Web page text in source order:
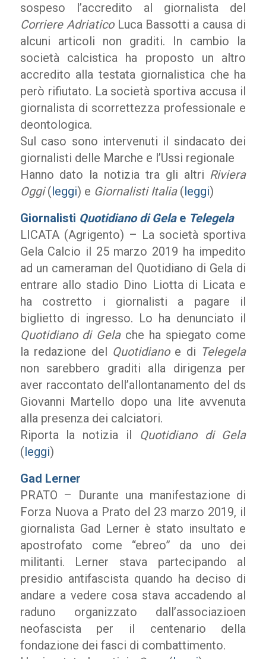
sospeso l’accredito al giornalista del
Corriere AdriaticoLuca Bassotti a causa di
alcuni articoli non graditi. In cambio la
società calcistica ha proposto un altro
accredito alla testata giornalistica che ha
però rifiutato. La società sportiva accusa il
giornalista di scorrettezza professionale e
deontologica.
Sul caso sono intervenuti il sindacato dei
giornalisti delle Marche e l’Ussi regionale
Hanno dato la notizia tra gli altri Riviera
Oggi(leggi) e Giornalisti Italia(leggi)
Giornalisti Quotidiano di Gelae Telegela
LICATA (Agrigento) – La società sportiva
Gela Calcio il 25 marzo 2019 ha impedito
ad un cameraman del Quotidiano di Gela di
entrare allo stadio Dino Liotta di Licata e
ha costretto i giornalisti a pagare il
biglietto di ingresso. Lo ha denunciato il
Quotidiano di Gelache ha spiegato come
la redazione del Quotidiano e di Telegela
non sarebbero graditi alla dirigenza per
aver raccontato dell’allontanamento del ds
Giovanni Martello dopo una lite avvenuta
alla presenza dei calciatori.
Riporta la notizia il Quotidiano di Gela
(leggi)
Gad Lerner
PRATO – Durante una manifestazione di
Forza Nuova a Prato del 23 marzo 2019, il
giornalista Gad Lerner è stato insultato e
apostrofato come “ebreo” da uno dei
militanti. Lerner stava partecipando al
presidio antifascista quando ha deciso di
andare a vedere cosa stava accadendo al
raduno organizzato dall’associazioen
neofascista per il centenario della
fondazione dei fasci di combattimento.